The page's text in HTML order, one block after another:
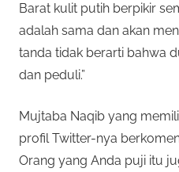
Barat kulit putih berpikir
adalah sama dan akan
tanda tidak berarti bahwa
dan peduli.”
Mujtaba Naqib yang
profil Twitter-nya
Orang yang Anda puji itu